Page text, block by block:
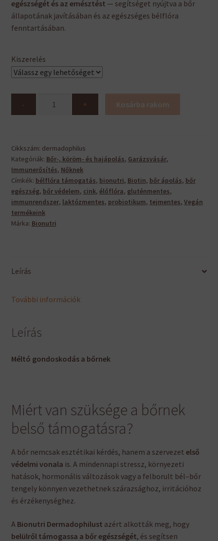
egészségét és az emésztést — segítséget nyújtva a bőr
állapotának javításában és az egészséges bélflóra
fenntartásában.
Kiszerelés
- + Kosárba rakom
Cikkszám: dermadophilus
Kategóriák: Bőr-, köröm- és hajápolás, Garázsvásár,
Immunerősítés, Nőknek
Címkék: bélflóra támogatás, bionutri, Biotin, bőr ápolás, bőr
egészség, bőr védelem, cink, élőflóra, gluténmentes,
immunrendszer, laktózmentes, probiotikum, tejmentes, Vegán
termékeink
Márka: Bionutri
Leírás
További információk
Leírás
Méltó gondoskodás a bőrnek
Miért van szüksége a bőrnek
belső támogatásra?
A bőr nemcsak esztétikai kérdés, hanem a szervezet első
védelmi vonala is. A mindennapi stressz, környezeti
hatások, hormonális változások vagy a felborult bél–bőr
tengely könnyen vezethetnek szárazsághoz, irritációhoz
és érzékenységhez.
A Bionutri Dermadophilust azért alkották meg, hogy
belülről támogassa a bőr egészségét, és segítsen